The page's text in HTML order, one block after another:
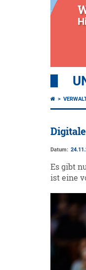
Datum:
Es gibt
ist eine